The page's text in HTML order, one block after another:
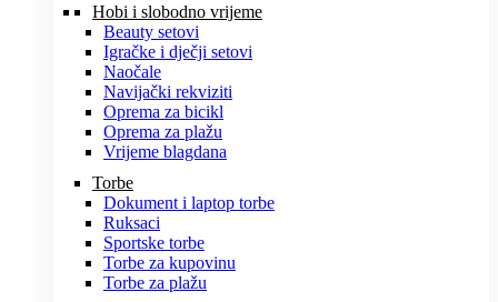
Hobi i slobodno vrijeme
Beauty setovi
Igračke i dječji setovi
Naočale
Navijački rekviziti
Oprema za bicikl
Oprema za plažu
Vrijeme blagdana
Torbe
Dokument i laptop torbe
Ruksaci
Sportske torbe
Torbe za kupovinu
Torbe za plažu